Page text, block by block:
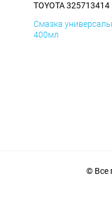
TOYOTA 325713414
Смазка
400мл
© Все